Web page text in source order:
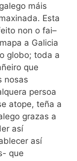
máis
Esta
non o fai–
a Galicia
globo; toda a
que
nosas
persoa
atope, teña a
grazas a
así
así
que